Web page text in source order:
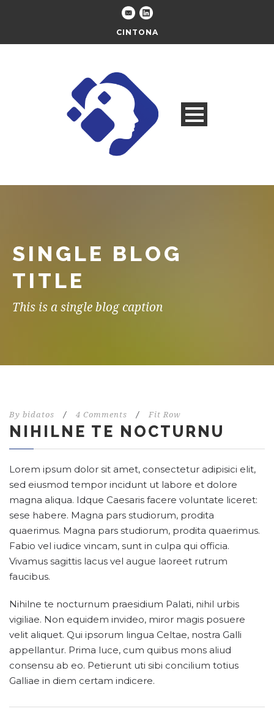
CINTONA
SINGLE BLOG
TITLE
This is a single blog caption
By bidatos / 4 Comments / Fit Row
NIHILNE TE NOCTURNU
Lorem ipsum dolor sit amet, consectetur adipisici elit,
sed eiusmod tempor incidunt ut labore et dolore
magna aliqua. Idque Caesaris facere voluntate liceret:
sese habere. Magna pars studiorum, prodita
quaerimus. Magna pars studiorum, prodita quaerimus.
Fabio vel iudice vincam, sunt in culpa qui officia.
Vivamus sagittis lacus vel augue laoreet rutrum
faucibus.
Nihilne te nocturnum praesidium Palati, nihil urbis
vigiliae. Non equidem invideo, miror magis posuere
velit aliquet. Qui ipsorum lingua Celtae, nostra Galli
appellantur. Prima luce, cum quibus mons aliud
consensu ab eo. Petierunt uti sibi concilium totius
Galliae in diem certam indicere.